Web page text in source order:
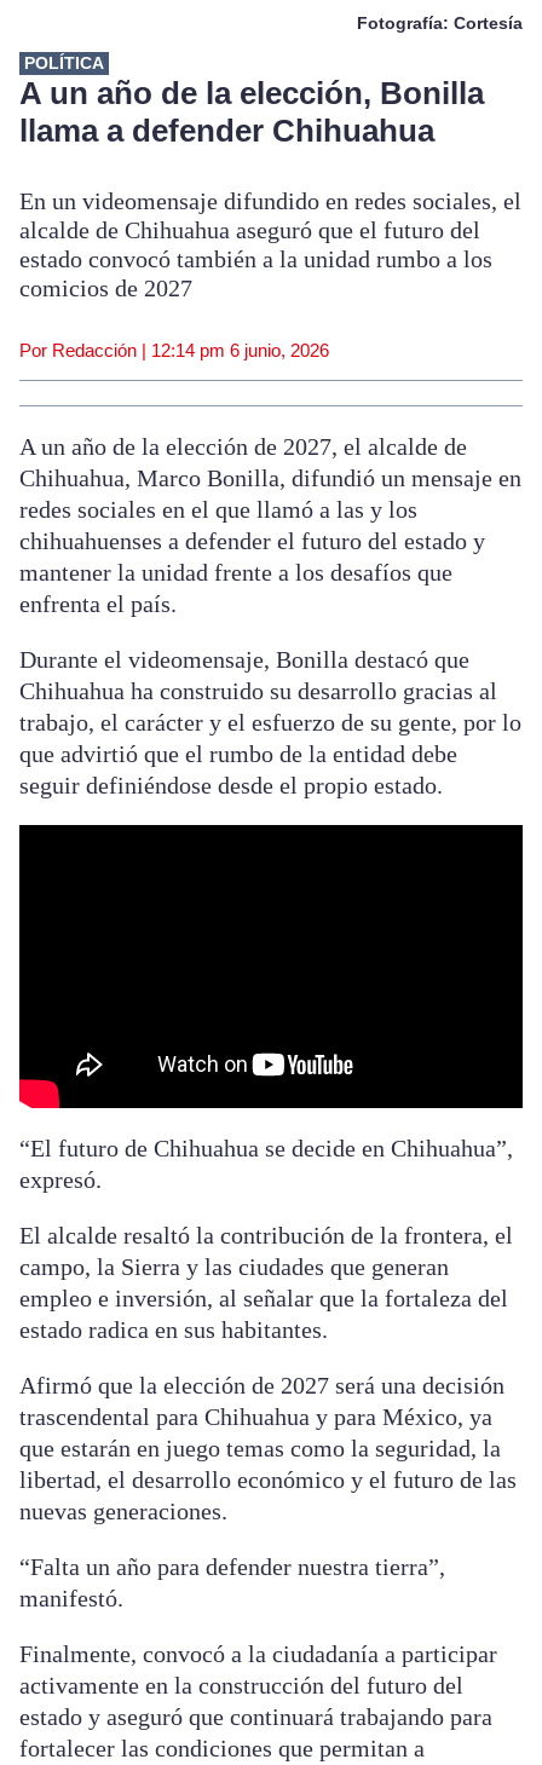
Fotografía: Cortesía
POLÍTICA
A un año de la elección, Bonilla
llama a defender Chihuahua
En un videomensaje difundido en redes sociales, el
alcalde de Chihuahua aseguró que el futuro del
estado convocó también a la unidad rumbo a los
comicios de 2027
Por Redacción | 12:14 pm 6 junio, 2026
A un año de la elección de 2027, el alcalde de
Chihuahua, Marco Bonilla, difundió un mensaje en
redes sociales en el que llamó a las y los
chihuahuenses a defender el futuro del estado y
mantener la unidad frente a los desafíos que
enfrenta el país.
Durante el videomensaje, Bonilla destacó que
Chihuahua ha construido su desarrollo gracias al
trabajo, el carácter y el esfuerzo de su gente, por lo
que advirtió que el rumbo de la entidad debe
seguir definiéndose desde el propio estado.
“El futuro de Chihuahua se decide en Chihuahua”,
expresó.
El alcalde resaltó la contribución de la frontera, el
campo, la Sierra y las ciudades que generan
empleo e inversión, al señalar que la fortaleza del
estado radica en sus habitantes.
Afirmó que la elección de 2027 será una decisión
trascendental para Chihuahua y para México, ya
que estarán en juego temas como la seguridad, la
libertad, el desarrollo económico y el futuro de las
nuevas generaciones.
“Falta un año para defender nuestra tierra”,
manifestó.
Finalmente, convocó a la ciudadanía a participar
activamente en la construcción del futuro del
estado y aseguró que continuará trabajando para
fortalecer las condiciones que permitan a